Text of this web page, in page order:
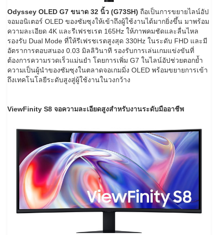
Odyssey OLED G7 ขนาด 32 นิ้ว (G73SH) ถือเป็นการขยายไลน์อัป
จอมอนิเตอร์ OLED ของซัมซุงให้เข้าถึงผู้ใช้งานได้มากยิ่งขึ้น มาพร้อม
ความละเอียด 4K และรีเฟรชเรต 165Hz ให้ภาพคมชัดและลื่นไหล
รองรับ Dual Mode ที่ให้รีเฟรชเรตสูงสุด 330Hz ในระดับ FHD และมี
อัตราการตอบสนอง 0.03 มิลลิวินาที รองรับการเล่นเกมแข่งขันที่
ต้องการความรวดเร็วแม่นยำ โดยการเพิ่ม G7 ในไลน์อัปช่วยตอกย้ำ
ความเป็นผู้นำของซัมซุงในตลาดจอเกมมิ่ง OLED พร้อมขยายการเข้า
ถึงเทคโนโลยีระดับสูงสู่ผู้ใช้งานในวงกว้าง
ViewFinity S8 จอความละเอียดสูงสำหรับงานระดับมืออาชีพ